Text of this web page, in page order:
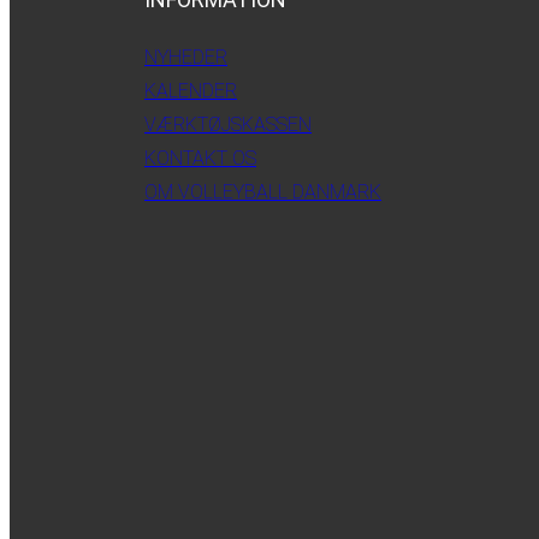
NYHEDER
KALENDER
VÆRKTØJSKASSEN
KONTAKT OS
OM VOLLEYBALL DANMARK